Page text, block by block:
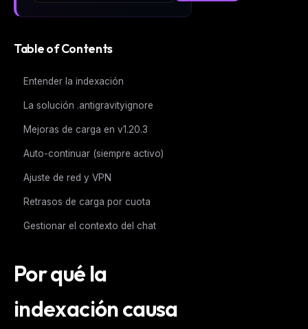
Table of Contents
Entender la indexación
La solución .antigravityignore
Mejoras de carga en v1.20.3
Auto-continuar (siempre activo)
Ajuste de red y VPN
Retrasos de carga por cuota
Gestionar el contexto del chat
Por qué la
indexación causa